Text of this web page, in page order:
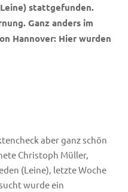
stattgefunden.
Ganz anders im
Hannover: Hier wurden
aber ganz schön
Christoph Müller,
(Leine), letzte Woche
wurde ein